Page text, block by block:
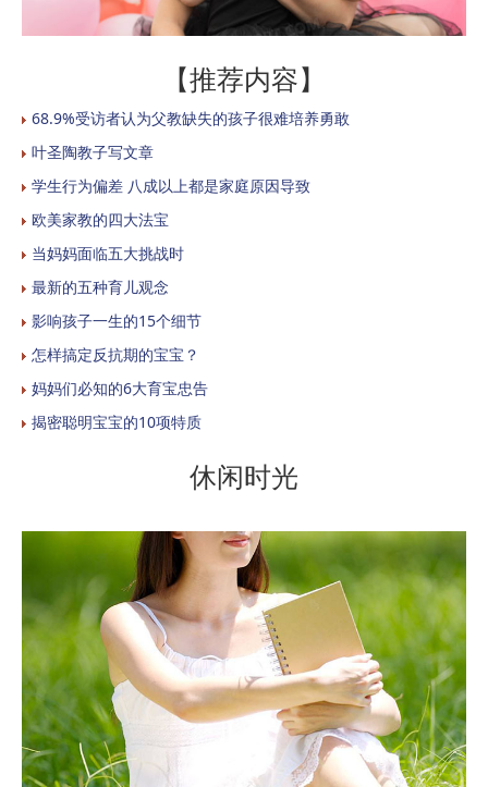
【推荐内容】
68.9%受访者认为父教缺失的孩子很难培养勇敢
叶圣陶教子写文章
学生行为偏差 八成以上都是家庭原因导致
欧美家教的四大法宝
当妈妈面临五大挑战时
最新的五种育儿观念
影响孩子一生的15个细节
怎样搞定反抗期的宝宝？
妈妈们必知的6大育宝忠告
揭密聪明宝宝的10项特质
休闲时光